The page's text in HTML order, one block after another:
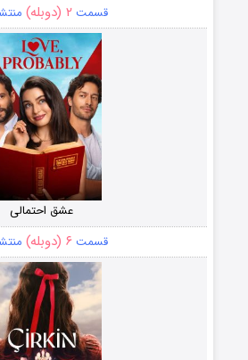
قسمت ۲ (دوبله)
عشق احتمالی
قسمت ۶ (دوبله)